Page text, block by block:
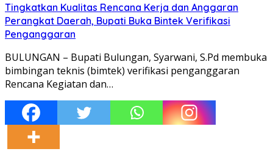
Tingkatkan Kualitas Rencana Kerja dan Anggaran
Perangkat Daerah, Bupati Buka Bintek Verifikasi
Penganggaran
BULUNGAN – Bupati Bulungan, Syarwani, S.Pd membuka
bimbingan teknis (bimtek) verifikasi penganggaran
Rencana Kegiatan dan…